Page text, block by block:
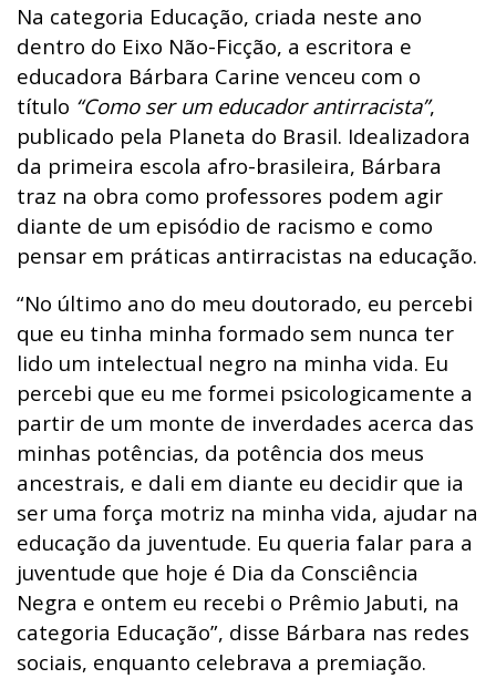
Na categoria Educação, criada neste ano
dentro do Eixo Não-Ficção, a escritora e
educadora Bárbara Carine venceu com o
título “Como ser um educador antirracista”,
publicado pela Planeta do Brasil. Idealizadora
da primeira escola afro-brasileira, Bárbara
traz na obra como professores podem agir
diante de um episódio de racismo e como
pensar em práticas antirracistas na educação.
“No último ano do meu doutorado, eu percebi
que eu tinha minha formado sem nunca ter
lido um intelectual negro na minha vida. Eu
percebi que eu me formei psicologicamente a
partir de um monte de inverdades acerca das
minhas potências, da potência dos meus
ancestrais, e dali em diante eu decidir que ia
ser uma força motriz na minha vida, ajudar na
educação da juventude. Eu queria falar para a
juventude que hoje é Dia da Consciência
Negra e ontem eu recebi o Prêmio Jabuti, na
categoria Educação”, disse Bárbara nas redes
sociais, enquanto celebrava a premiação.